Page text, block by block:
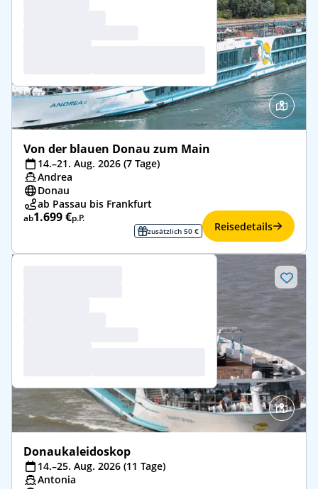
Von der blauen Donau zum Main
14.–21. Aug. 2026 (7 Tage)
Andrea
Donau
ab Passau bis Frankfurt
ab1.699 €p.P.
zusätzlich 50 € Reisedetails
Donaukaleidoskop
14.–25. Aug. 2026 (11 Tage)
Antonia